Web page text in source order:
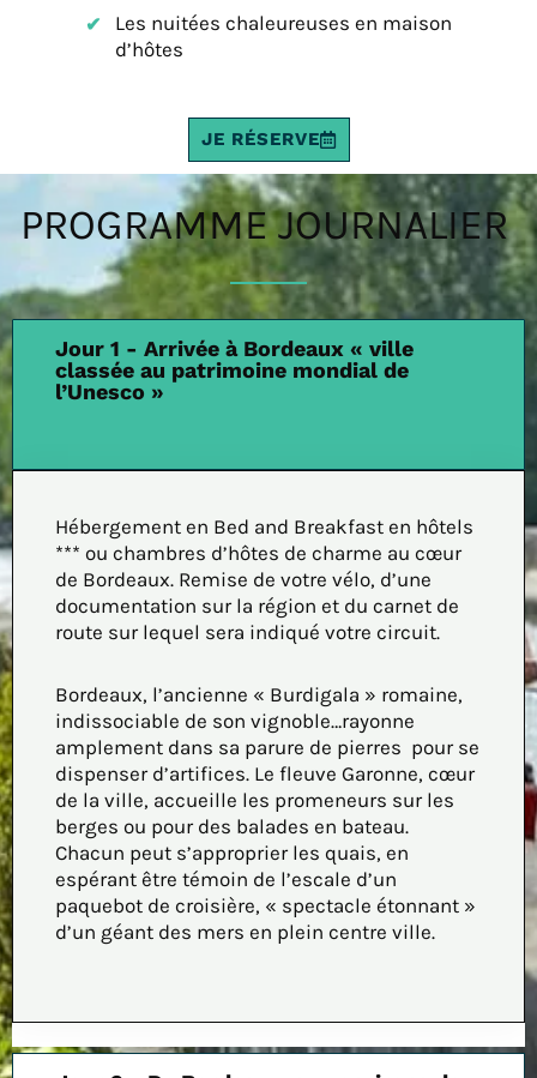
Les nuitées chaleureuses en maison
d’hôtes
JE RÉSERVE
PROGRAMME JOURNALIER
Jour 1 - Arrivée à Bordeaux « ville
classée au patrimoine mondial de
l’Unesco »
Hébergement en Bed and Breakfast en hôtels
*** ou chambres d’hôtes de charme au cœur
de Bordeaux. Remise de votre vélo, d’une
documentation sur la région et du carnet de
route sur lequel sera indiqué votre circuit.
Bordeaux, l’ancienne « Burdigala » romaine,
indissociable de son vignoble…rayonne
amplement dans sa parure de pierres pour se
dispenser d’artifices. Le fleuve Garonne, cœur
de la ville, accueille les promeneurs sur les
berges ou pour des balades en bateau.
Chacun peut s’approprier les quais, en
espérant être témoin de l’escale d’un
paquebot de croisière, « spectacle étonnant »
d’un géant des mers en plein centre ville.